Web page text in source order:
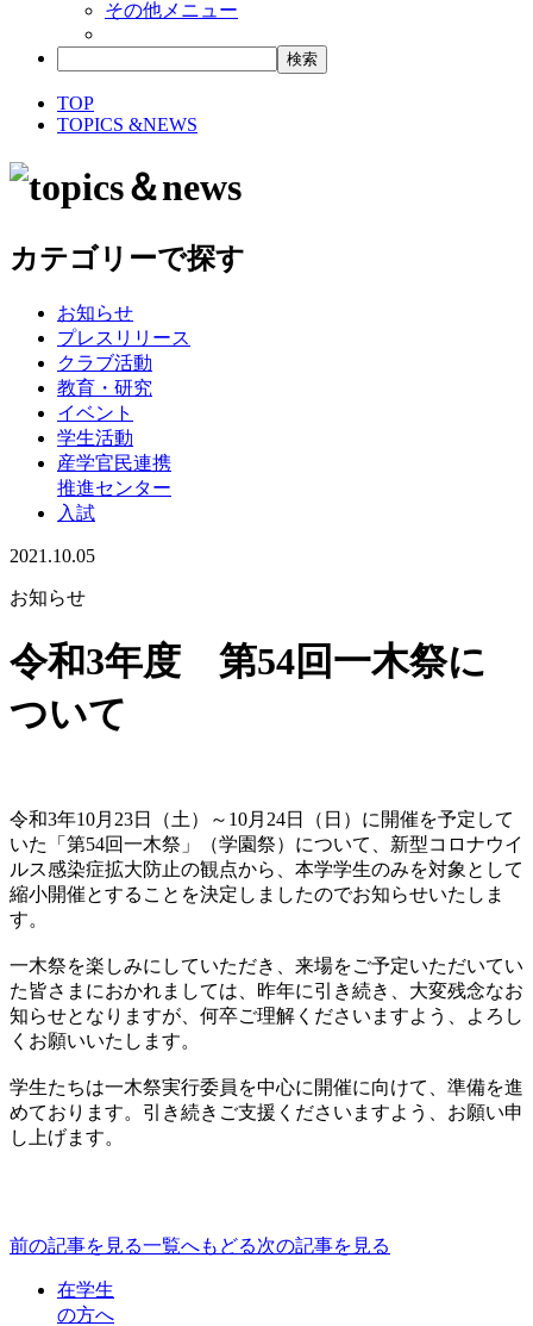
その他メニュー
TOP
TOPICS &NEWS
カテゴリーで探す
お知らせ
プレスリリース
クラブ活動
教育・研究
イベント
学生活動
産学官民連携
推進センター
入試
2021.10.05
お知らせ
令和3年度 第54回一木祭に
ついて
令和3年10月23日（土）～10月24日（日）に開催を予定して
いた「第54回一木祭」（学園祭）について、新型コロナウイ
ルス感染症拡大防止の観点から、本学学生のみを対象として
縮小開催とすることを決定しましたのでお知らせいたしま
す。
一木祭を楽しみにしていただき、来場をご予定いただいてい
た皆さまにおかれましては、昨年に引き続き、大変残念なお
知らせとなりますが、何卒ご理解くださいますよう、よろし
くお願いいたします。
学生たちは一木祭実行委員を中心に開催に向けて、準備を進
めております。引き続きご支援くださいますよう、お願い申
し上げます。
前の記事を見る一覧へもどる次の記事を見る
在学生
の方へ